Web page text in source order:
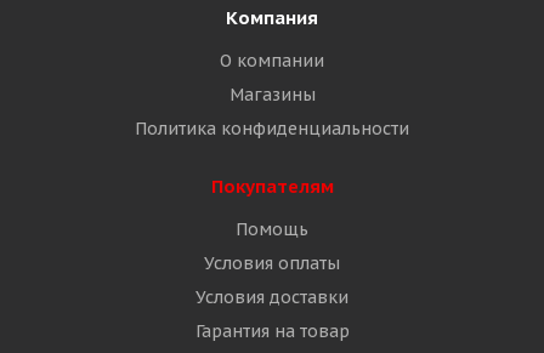
Компания
О компании
Магазины
Политика конфиденциальности
Покупателям
Помощь
Условия оплаты
Условия доставки
Гарантия на товар